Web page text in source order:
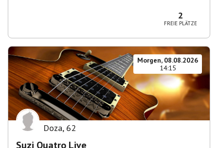
2
FREIE PLÄTZE
Morgen, 08.08.2026
14:15
Doza, 62
Suzi Quatro Live